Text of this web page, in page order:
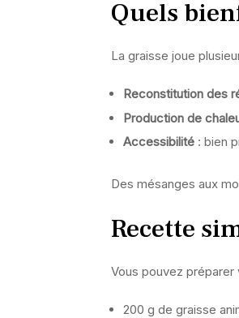
Quels
La graisse joue
Reconstitution des
Production de
Accessibilité : bien
Des mésanges aux
Recette
Vous pouvez
200 g de graisse